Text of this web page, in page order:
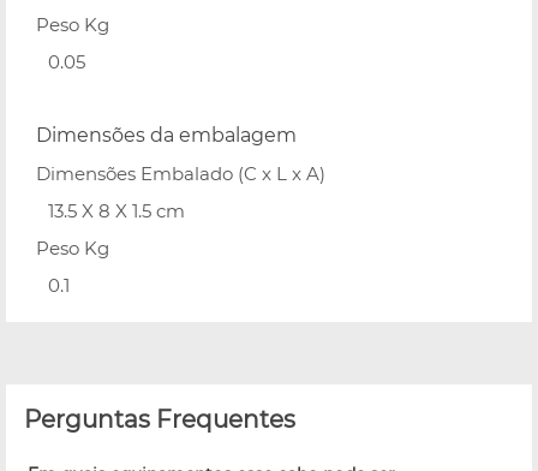
Peso Kg
0.05
Dimensões da embalagem
Dimensões Embalado (C x L x A)
13.5 X 8 X 1.5 cm
Peso Kg
0.1
Perguntas Frequentes